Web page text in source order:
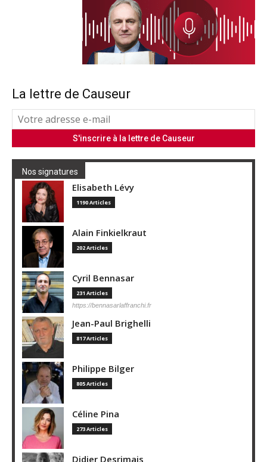
La lettre de Causeur
Nos signatures
Elisabeth Lévy
1190 Articles
Alain Finkielkraut
202 Articles
Cyril Bennasar
231 Articles
https://bennasarlaffranchi.fr
Jean-Paul Brighelli
817 Articles
Philippe Bilger
805 Articles
Céline Pina
273 Articles
Didier Desrimais